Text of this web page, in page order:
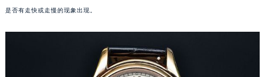
是否有走快或走慢的现象出现。